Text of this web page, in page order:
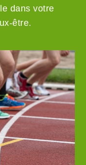
dans votre
être.